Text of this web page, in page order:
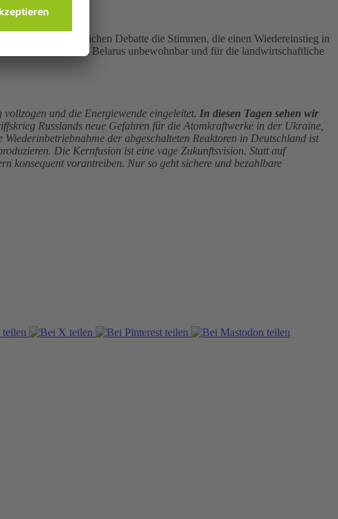
Stock
sich in der öffentlichen Debatte die Stimmen, die einen Wiedereinstieg in
der Ukraine und in Belarus unbewohnbar und für die landwirtschaftliche
und die Energiewende eingeleitet. In diesen Tagen sehen wir
Russlands neue Gefahren für die Atomkraftwerke in der Ukraine,
Wiederinbetriebnahme der abgeschalteten Reaktoren in Deutschland ist
Die Kernfusion ist eine vage Zukunftsvision. Statt auf
konsequent vorantreiben. Nur so geht sichere und bezahlbare